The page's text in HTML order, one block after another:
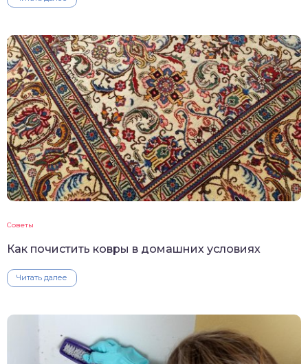
Советы
Как почистить ковры в домашних условиях
Читать далее